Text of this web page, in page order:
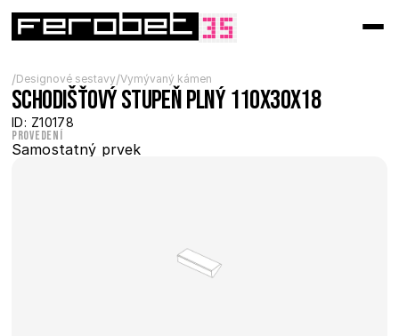
/Designové sestavy/Vymývaný kámen
Schodišťový stupeň plný 110x30x18
ID: Z10178
Provedení
Samostatný prvek